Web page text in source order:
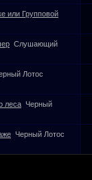
или Групповой
Слушающий
Лотос
леса Черный
Черный Лотос